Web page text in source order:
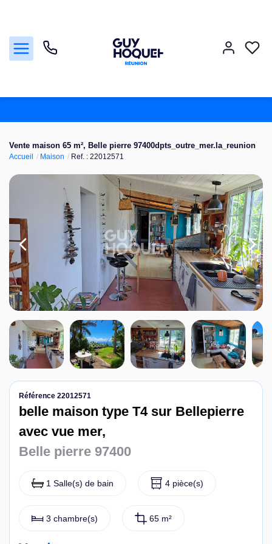
Vendre
Faire gérer
Nos agences
Nous contacter
Vente maison 65 m², Belle pierre 97400dpts_outre_mer.la_reunion
Accueil Maison Ref. : 22012571
Référence 22012571
belle maison type T4 sur Bellepierre
avec vue mer,
Belle pierre 97400
1 Salle(s) de bain 4 pièce(s)
3 chambre(s) 65 m²